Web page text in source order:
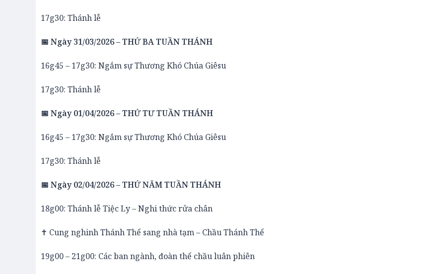
17g30: Thánh lễ
📅 Ngày 31/03/2026 – THỨ BA TUẦN THÁNH
16g45 – 17g30: Ngắm sự Thương Khó Chúa Giêsu
17g30: Thánh lễ
📅 Ngày 01/04/2026 – THỨ TƯ TUẦN THÁNH
16g45 – 17g30: Ngắm sự Thương Khó Chúa Giêsu
17g30: Thánh lễ
📅 Ngày 02/04/2026 – THỨ NĂM TUẦN THÁNH
18g00: Thánh lễ Tiệc Ly – Nghi thức rửa chân
✝️ Cung nghinh Thánh Thể sang nhà tạm – Chầu Thánh Thể
19g00 – 21g00: Các ban ngành, đoàn thể chầu luân phiên